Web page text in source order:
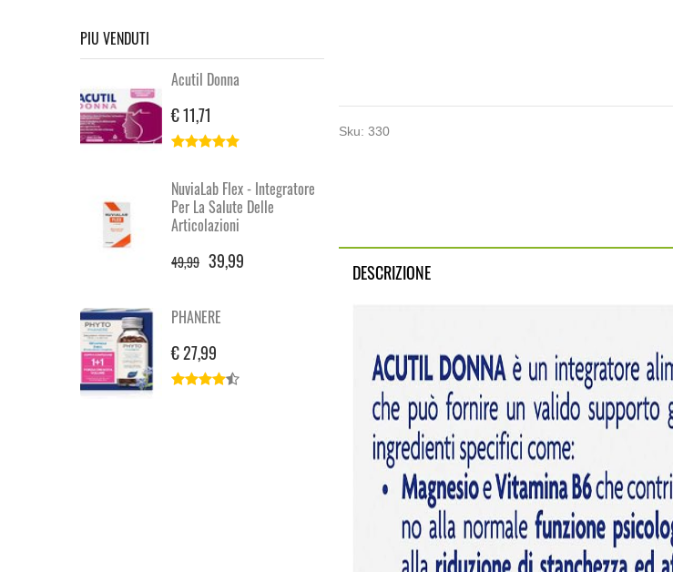
PIU VENDUTI
Acutil Donna
€ 11,71
NuviaLab Flex - Integratore
Per La Salute Delle
Articolazioni
49,99 39,99
PHANERE
€ 27,99
Sku: 330
DESCRIZIONE